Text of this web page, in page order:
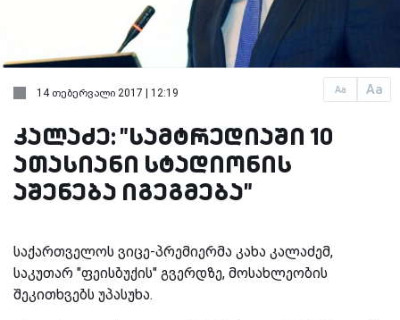
Aa Aa
14 თებერვალი 2017 | 12:19
კალაძე: "სამტრედიაში 10
ათასიანი სტადიონის
აშენება იგეგმება"
საქართველოს ვიცე-პრემიერმა კახა კალაძემ,
საკუთარ "ფეისბუქის" გვერდზე, მოსახლეობის
შეკითხვებს უპასუხა.